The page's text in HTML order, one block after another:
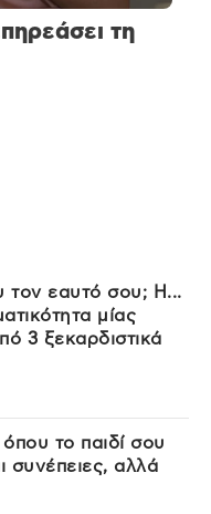
τη
τον εαυτό σου; Η...
μίας
3 ξεκαρδιστικά
όπου το παιδί σου
συνέπειες, αλλά